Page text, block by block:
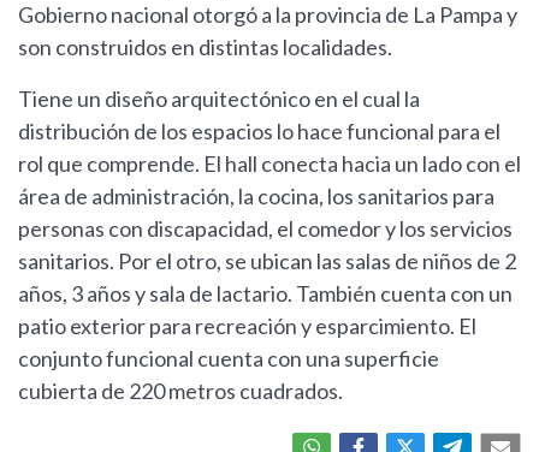
Gobierno nacional otorgó a la provincia de La Pampa y
son construidos en distintas localidades.
Tiene un diseño arquitectónico en el cual la
distribución de los espacios lo hace funcional para el
rol que comprende. El hall conecta hacia un lado con el
área de administración, la cocina, los sanitarios para
personas con discapacidad, el comedor y los servicios
sanitarios. Por el otro, se ubican las salas de niños de 2
años, 3 años y sala de lactario. También cuenta con un
patio exterior para recreación y esparcimiento. El
conjunto funcional cuenta con una superficie
cubierta de 220 metros cuadrados.